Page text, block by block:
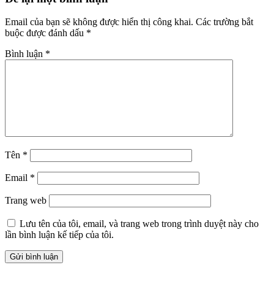
Email của bạn sẽ không được hiển thị công khai. Các trường bắt
buộc được đánh dấu *
Bình luận *
Tên *
Email *
Trang web
Lưu tên của tôi, email, và trang web trong trình duyệt này cho
lần bình luận kế tiếp của tôi.